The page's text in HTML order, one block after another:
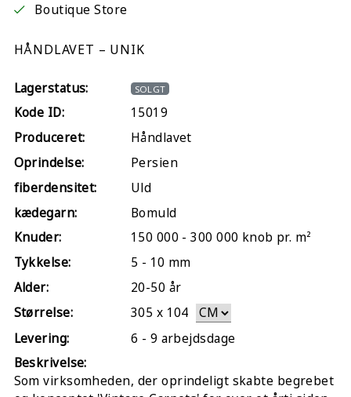
Boutique Store
HÅNDLAVET – UNIK
Lagerstatus: SOLGT
Kode ID:
15019
Produceret:
Håndlavet
Oprindelse:
Persien
fiberdensitet:
Uld
kædegarn:
Bomuld
Knuder:
150 000 - 300 000 knob pr. m²
Tykkelse:
5 - 10 mm
Alder:
20-50 år
Størrelse:
305 x 104
Levering:
6 - 9 arbejdsdage
Beskrivelse:
Som virksomheden, der oprindeligt skabte begrebet